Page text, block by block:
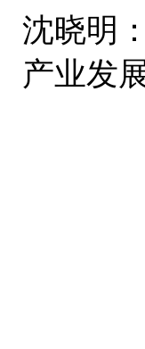
沈晓明
产业发